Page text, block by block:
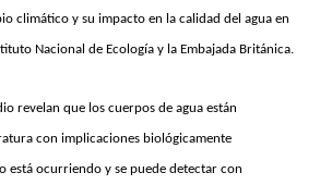
climático y su impacto en la calidad del agua en
Nacional de Ecología y la Embajada Británica.
revelan que los cuerpos de agua están
con implicaciones biológicamente
está ocurriendo y se puede detectar con